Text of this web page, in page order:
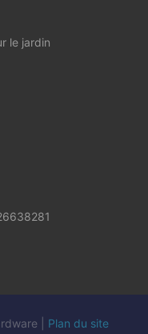
le jardin
| Plan du site